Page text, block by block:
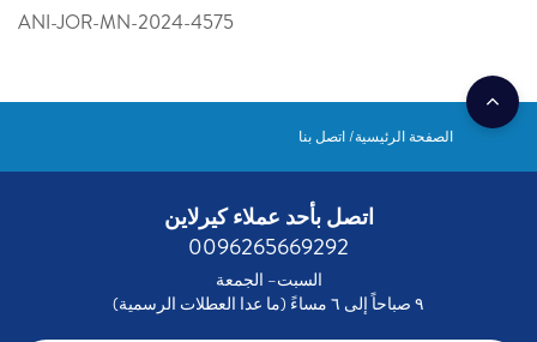
ANI-JOR-MN-2024-4575
الصفحة الرئيسية اتصل بنا
اتصل بأحد عملاء كيرلاين
0096265669292
السبت– الجمعة
٩ صباحاً إلى ٦ مساءً (ما عدا العطلات الرسمية)